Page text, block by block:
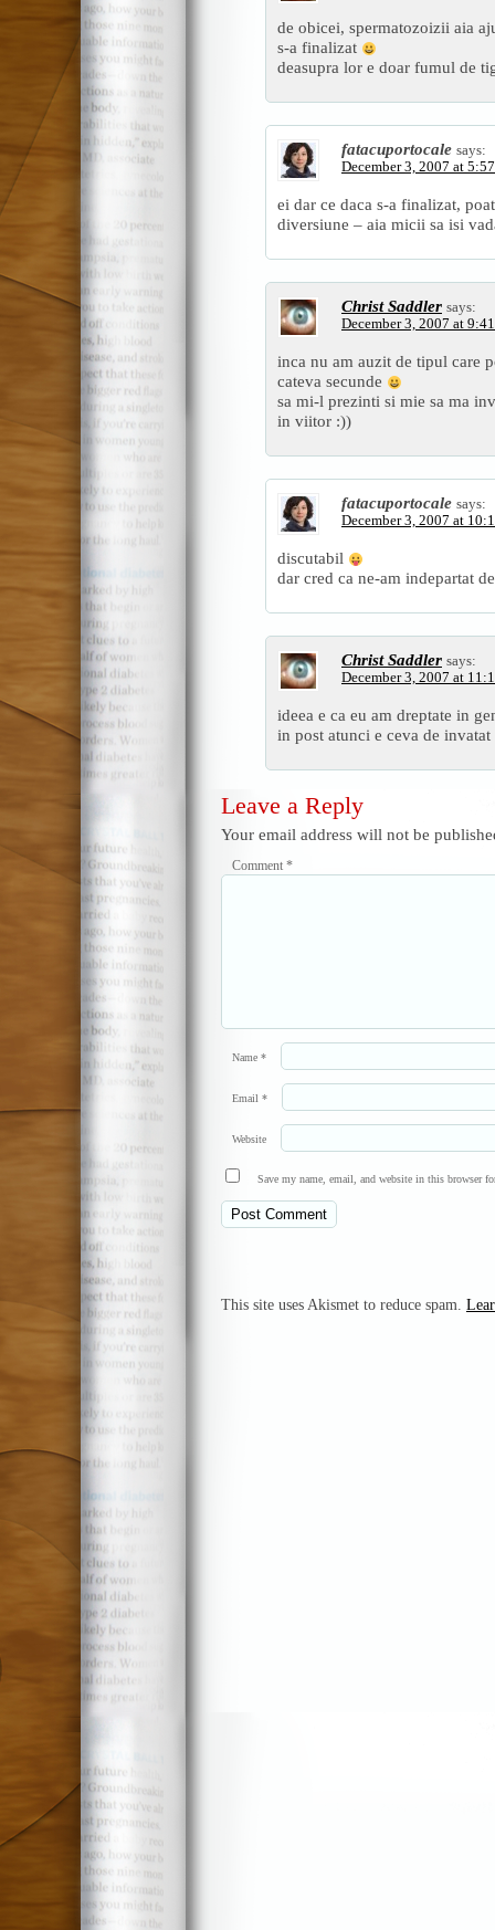
de obicei, spermatozoizii aia
s-a finalizat
deasupra lor e doar fumul de
fatacuportocale says:
December 3, 2007 at
ei dar ce daca s-a finalizat,
diversiune – aia micii sa isi
Christ Saddler says:
December 3, 2007 at
inca nu am auzit de tipul care
cateva secunde
sa mi-l prezinti si mie sa ma
in viitor :))
fatacuportocale says:
December 3, 2007 at
discutabil
dar cred ca ne-am indepartat
Christ Saddler says:
December 3, 2007 at
ideea e ca eu am dreptate in
in post atunci e ceva de
Leave a Reply
Your email address will not be
Comment *
Name *
Email *
Website
Save my name, email, and website in this browser
This site uses Akismet to reduce spam.